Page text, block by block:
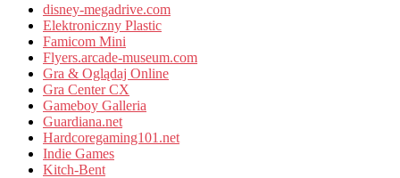
disney-megadrive.com
Elektroniczny Plastic
Famicom Mini
Flyers.arcade-museum.com
Gra & Oglądaj Online
Gra Center CX
Gameboy Galleria
Guardiana.net
Hardcoregaming101.net
Indie Games
Kitch-Bent